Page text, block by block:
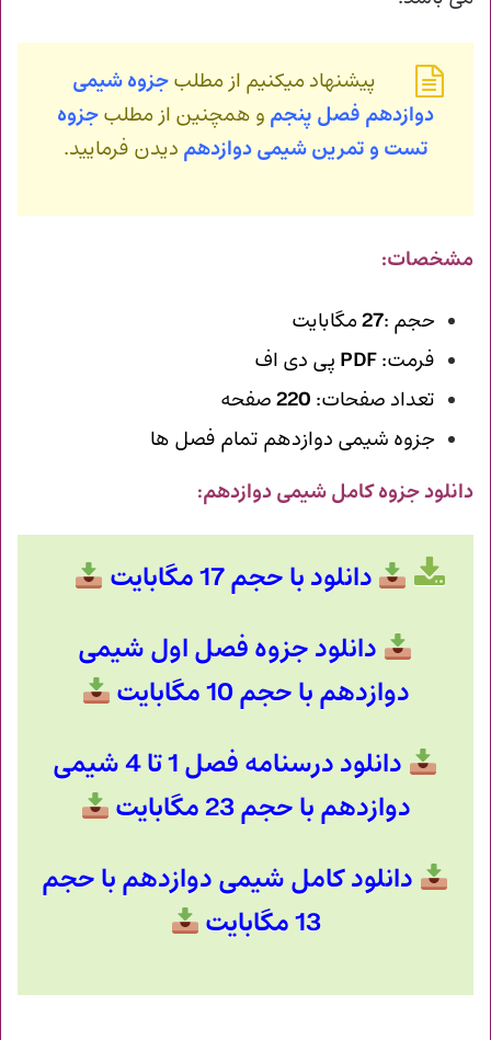
پیشنهاد میکنیم از مطلبجزوه شیمی
دوازدهم فصل پنجم و همچنین از مطلبجزوه
تست و تمرین شیمی دوازدهم دیدن فرمایید.
مشخصات:
حجم :27مگابایت
فرمت:PDF پی دی اف
تعداد صفحات: 220صفحه
جزوه شیمی دوازدهم تمام فصل ها
دانلود جزوه کامل شیمی دوازدهم:
دانلود با حجم 17 مگابایت
دانلود جزوه فصل اول شیمی
دوازدهم با حجم 10 مگابایت
دانلود درسنامه فصل 1 تا 4 شیمی
دوازدهم با حجم 23 مگابایت
دانلود کامل شیمی دوازدهم با حجم
13 مگابایت